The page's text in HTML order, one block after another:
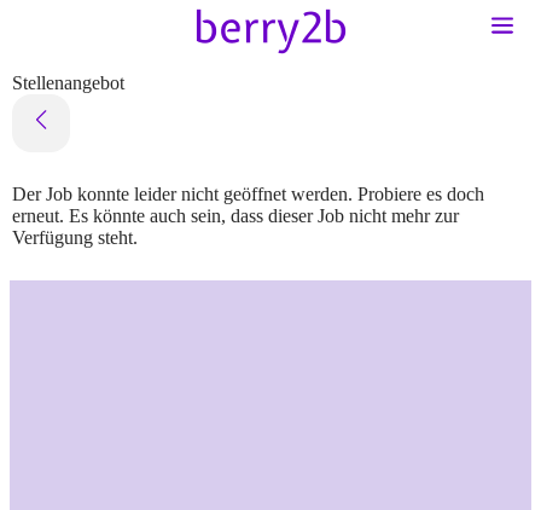
Stellenangebot
Der Job konnte leider nicht geöffnet werden. Probiere es doch
erneut. Es könnte auch sein, dass dieser Job nicht mehr zur
Verfügung steht.